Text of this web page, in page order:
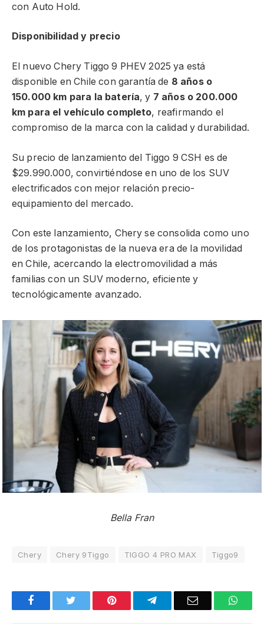
con Auto Hold.
Disponibilidad y precio
El nuevo Chery Tiggo 9 PHEV 2025 ya está
disponible en Chile con garantía de 8 años o
150.000 km para la batería, y 7 años o 200.000
km para el vehículo completo, reafirmando el
compromiso de la marca con la calidad y durabilidad.
Su precio de lanzamiento del Tiggo 9 CSH es de
$29.990.000, convirtiéndose en uno de los SUV
electrificados con mejor relación precio-
equipamiento del mercado.
Con este lanzamiento, Chery se consolida como uno
de los protagonistas de la nueva era de la movilidad
en Chile, acercando la electromovilidad a más
familias con un SUV moderno, eficiente y
tecnológicamente avanzado.
Bella Fran
Chery Chery 9Tiggo TIGGO 4 PRO MAX Tiggo9
Facebook Pinterest TelegramEmail